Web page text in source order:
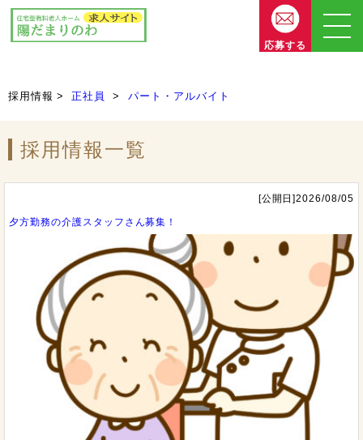
応募する
採用情報 正社員 パート・アルバイト
採用情報一覧
[公開日]2026/08/05
夕方勤務の介護スタッフさん募集！